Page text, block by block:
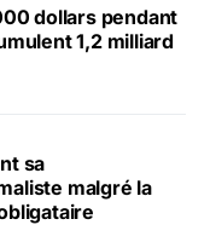
dollars pendant
1,2 milliard
sa
malgré la